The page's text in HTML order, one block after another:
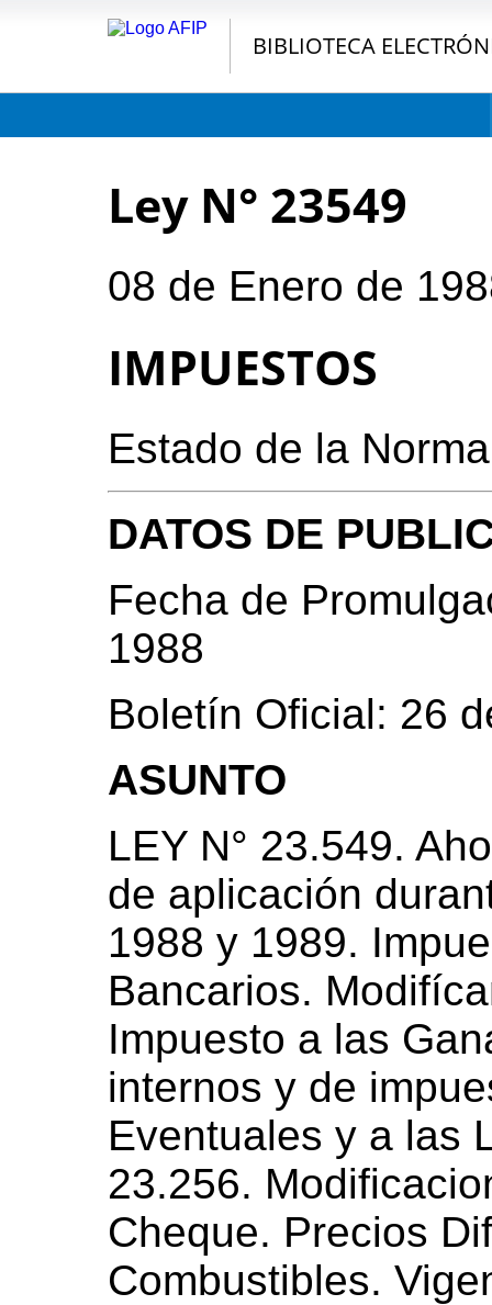
BIBLIOTECA
Ley N° 23549
08 de Enero de
IMPUESTOS
Estado de la
DATOS DE
Fecha de
1988
Boletín Oficial: 26
ASUNTO
LEY N° 23.549.
de aplicación
1988 y 1989.
Bancarios.
Impuesto a las
internos y de
Eventuales y a las
23.256.
Cheque. Precios
Combustibles.